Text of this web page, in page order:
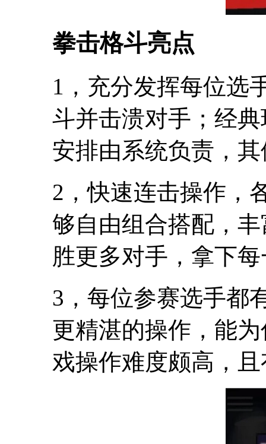
拳击格斗亮点
1，充分发挥每位选
斗并击溃对手；经
安排由系统负责，
2，快速连击操作，
够自由组合搭配，
胜更多对手，拿下
3，每位参赛选手都
更精湛的操作，能
戏操作难度颇高，